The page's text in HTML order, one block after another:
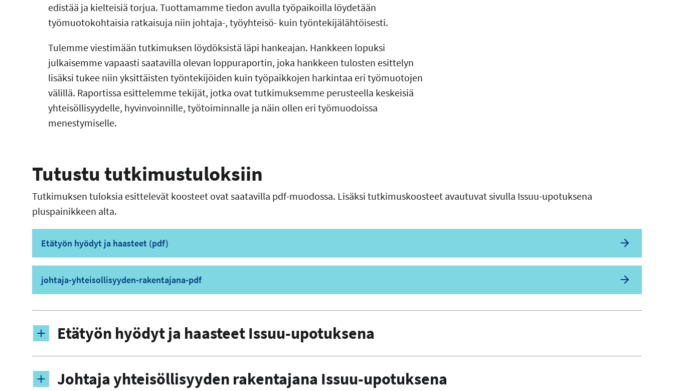
edistää ja kielteisiä torjua. Tuottamamme tiedon avulla työpaikoilla löydetään
työmuotokohtaisia ratkaisuja niin johtaja-, työyhteisö- kuin työntekijälähtöisesti.
Tulemme viestimään tutkimuksen löydöksistä läpi hankeajan. Hankkeen lopuksi
julkaisemme vapaasti saatavilla olevan loppuraportin, joka hankkeen tulosten esittelyn
lisäksi tukee niin yksittäisten työntekijöiden kuin työpaikkojen harkintaa eri työmuotojen
välillä. Raportissa esittelemme tekijät, jotka ovat tutkimuksemme perusteella keskeisiä
yhteisöllisyydelle, hyvinvoinnille, työtoiminnalle ja näin ollen eri työmuodoissa
menestymiselle.
Tutustu tutkimustuloksiin
Tutkimuksen tuloksia esittelevät koosteet ovat saatavilla pdf-muodossa. Lisäksi tutkimuskoosteet avautuvat sivulla Issuu-upotuksena
pluspainikkeen alta.
Etätyön hyödyt ja haasteet (pdf)
johtaja-yhteisollisyyden-rakentajana-pdf
Etätyön hyödyt ja haasteet Issuu-upotuksena
Johtaja yhteisöllisyyden rakentajana Issuu-upotuksena